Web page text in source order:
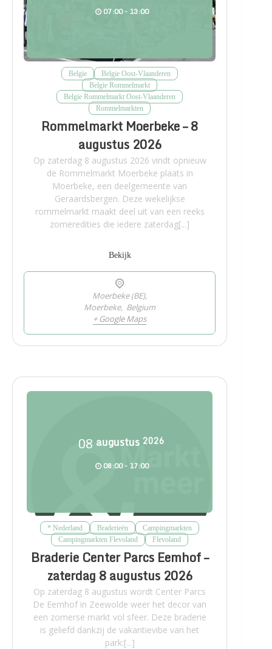
07:00 - 13:00
Belgie
Belgie Oost-Vlaanderen
Belgie Rommelmarkt
Belgie Rommelmarkt Oost-Vlaanderen
Rommelmarkten
Rommelmarkt Moerbeke – 8
augustus 2026
Op zaterdag 8 augustus 2026 vindt opnieuw
de Rommelmarkt Moerbeke plaats in
Moerbeke, een deelgemeente van
Geraardsbergen. Deze wekelijkse
rommelmarkt maakt deel uit van een reeks
zomeredities die iedere zaterdag[...]
Bekijk
Moerbeke (BE),
Moerbeke, Belgium
+ Google Maps
08 augustus 2026
08:00 - 17:00
* Nederland Braderieën
Campingmarkten
Campingmarkten Flevoland
Flevoland
Braderie Center Parcs Eemhof –
zaterdag 8 augustus 2026
Op zaterdag 8 augustus wordt Center Parcs
De Eemhof in Zeewolde weer het decor van
een zomerse markt vol sfeer. Deze braderie
is geliefd dankzij de vakantievibe van het
park:[...]